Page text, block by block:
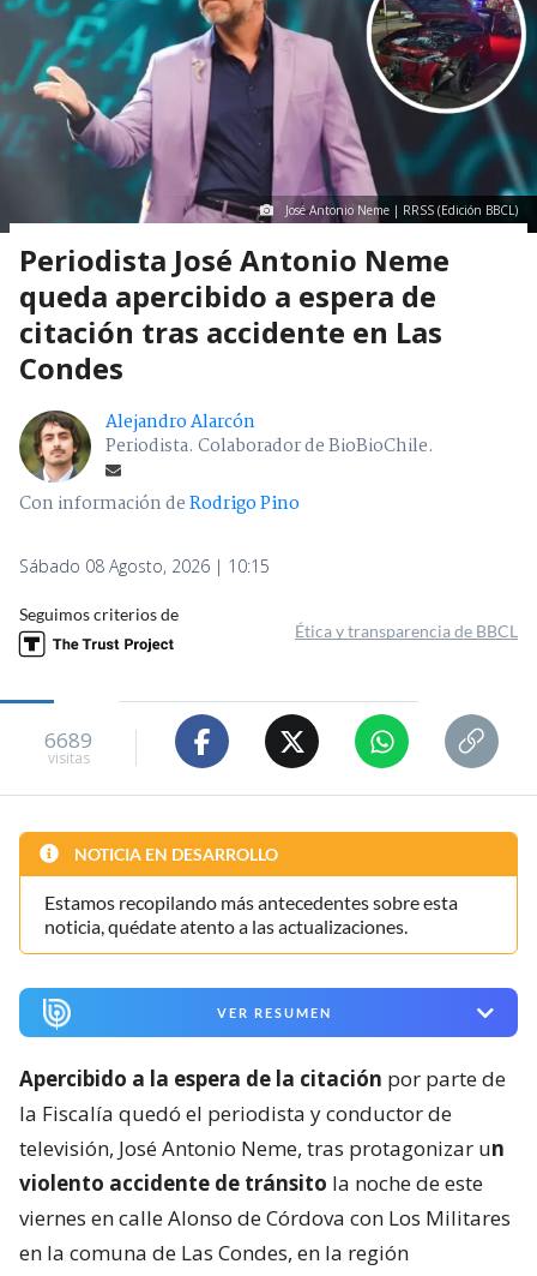
José Antonio Neme | RRSS (Edición BBCL)
Periodista José Antonio Neme
queda apercibido a espera de
citación tras accidente en Las
Condes
Alejandro Alarcón
Periodista. Colaborador de BioBioChile.
Con información deRodrigo Pino
Sábado 08 Agosto, 2026 | 10:15
Seguimos criterios de
Ética y transparencia de BBCL
6689
visitas
NOTICIA EN DESARROLLO
Estamos recopilando más antecedentes sobre esta
noticia, quédate atento a las actualizaciones.
VER RESUMEN
Apercibido a la espera de la citación por parte de
la Fiscalía quedó el periodista y conductor de
televisión, José Antonio Neme, tras protagonizar un
violento accidente de tránsito la noche de este
viernes en calle Alonso de Córdova con Los Militares
en la comuna de Las Condes, en la región